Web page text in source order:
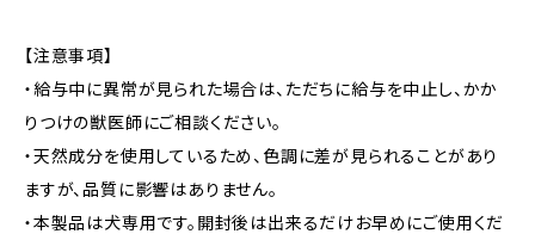
【注意事項】
・給与中に異常が見られた場合は、ただちに給与を中止し、かか
りつけの獣医師にご相談ください。
・天然成分を使用しているため、色調に差が見られることがあり
ますが、品質に影響はありません。
・本製品は犬専用です。開封後は出来るだけお早めにご使用くだ